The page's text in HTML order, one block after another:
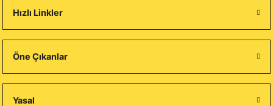
Hızlı Linkler
Öne Çıkanlar
Yasal